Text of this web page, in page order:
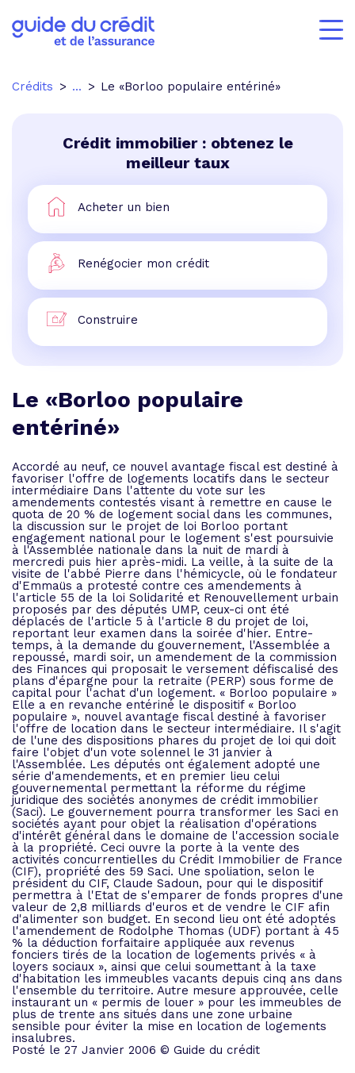
Crédits ... Le «Borloo populaire entériné»
Crédit immobilier : obtenez le
meilleur taux
Acheter un bien
Renégocier mon crédit
Construire
Le «Borloo populaire
entériné»
Accordé au neuf, ce nouvel avantage fiscal est destiné à
favoriser l'offre de logements locatifs dans le secteur
intermédiaire Dans l'attente du vote sur les
amendements contestés visant à remettre en cause le
quota de 20 % de logement social dans les communes,
la discussion sur le projet de loi Borloo portant
engagement national pour le logement s'est poursuivie
à l'Assemblée nationale dans la nuit de mardi à
mercredi puis hier après-midi. La veille, à la suite de la
visite de l'abbé Pierre dans l'hémicycle, où le fondateur
d'Emmaüs a protesté contre ces amendements à
l'article 55 de la loi Solidarité et Renouvellement urbain
proposés par des députés UMP, ceux-ci ont été
déplacés de l'article 5 à l'article 8 du projet de loi,
reportant leur examen dans la soirée d'hier. Entre-
temps, à la demande du gouvernement, l'Assemblée a
repoussé, mardi soir, un amendement de la commission
des Finances qui proposait le versement défiscalisé des
plans d'épargne pour la retraite (PERP) sous forme de
capital pour l'achat d'un logement. « Borloo populaire »
Elle a en revanche entériné le dispositif « Borloo
populaire », nouvel avantage fiscal destiné à favoriser
l'offre de location dans le secteur intermédiaire. Il s'agit
de l'une des dispositions phares du projet de loi qui doit
faire l'objet d'un vote solennel le 31 janvier à
l'Assemblée. Les députés ont également adopté une
série d'amendements, et en premier lieu celui
gouvernemental permettant la réforme du régime
juridique des sociétés anonymes de crédit immobilier
(Saci). Le gouvernement pourra transformer les Saci en
sociétés ayant pour objet la réalisation d'opérations
d'intérêt général dans le domaine de l'accession sociale
à la propriété. Ceci ouvre la porte à la vente des
activités concurrentielles du Crédit Immobilier de France
(CIF), propriété des 59 Saci. Une spoliation, selon le
président du CIF, Claude Sadoun, pour qui le dispositif
permettra à l'Etat de s'emparer de fonds propres d'une
valeur de 2,8 milliards d'euros et de vendre le CIF afin
d'alimenter son budget. En second lieu ont été adoptés
l'amendement de Rodolphe Thomas (UDF) portant à 45
% la déduction forfaitaire appliquée aux revenus
fonciers tirés de la location de logements privés « à
loyers sociaux », ainsi que celui soumettant à la taxe
d'habitation les immeubles vacants depuis cinq ans dans
l'ensemble du territoire. Autre mesure approuvée, celle
instaurant un « permis de louer » pour les immeubles de
plus de trente ans situés dans une zone urbaine
sensible pour éviter la mise en location de logements
insalubres.
Posté le 27 Janvier 2006 © Guide du crédit